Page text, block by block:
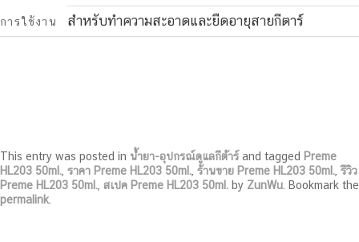
การใช้งาน สำหรับทำความสะอาดและยืดอายุสายกีตาร์
This entry was posted in น้ำยา-อุปกรณ์ดูแลกีต้าร์ and tagged Preme
HL203 50ml. ราคา Preme HL203 50ml. ร้านขาย Preme HL203 50ml. ,รีวิว
Preme HL203 50ml. สเปค Preme HL203 50ml. by ZunWu . Bookmark the
permalink